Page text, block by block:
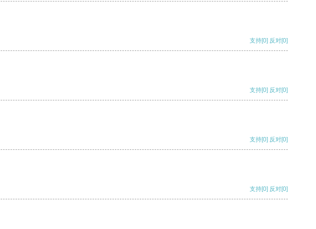
支持[0] 反对[0]
支持[0] 反对[0]
支持[0] 反对[0]
支持[0] 反对[0]